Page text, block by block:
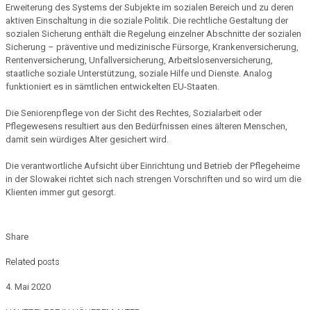
Erweiterung des Systems der Subjekte im sozialen Bereich und zu deren
aktiven Einschaltung in die soziale Politik. Die rechtliche Gestaltung der
sozialen Sicherung enthält die Regelung einzelner Abschnitte der sozialen
Sicherung – präventive und medizinische Fürsorge, Krankenversicherung,
Rentenversicherung, Unfallversicherung, Arbeitslosenversicherung,
staatliche soziale Unterstützung, soziale Hilfe und Dienste. Analog
funktioniert es in sämtlichen entwickelten EU-Staaten.
Die Seniorenpflege von der Sicht des Rechtes, Sozialarbeit oder
Pflegewesens resultiert aus den Bedürfnissen eines älteren Menschen,
damit sein würdiges Alter gesichert wird.
Die verantwortliche Aufsicht über Einrichtung und Betrieb der Pflegeheime
in der Slowakei richtet sich nach strengen Vorschriften und so wird um die
Klienten immer gut gesorgt.
Share
Related posts
4. Mai 2020